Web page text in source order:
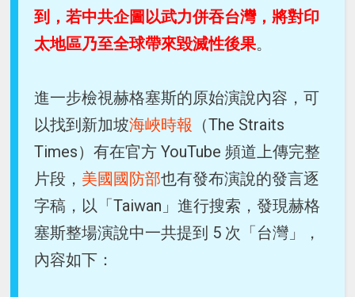
到，若中共企圖以武力併吞台灣，將對印
太地區乃至全球帶來毀滅性後果。
進一步檢視赫格塞斯的原始演說內容，可
以找到新加坡海峽時報
（The Straits
Times）有在官方 YouTube 頻道上傳完整
片段， 美國國防部也有發布演說的發言逐
字稿，以「Taiwan」進行搜索，發現赫格
塞斯整場演說中一共提到 5 次「台灣」，
內容如下：